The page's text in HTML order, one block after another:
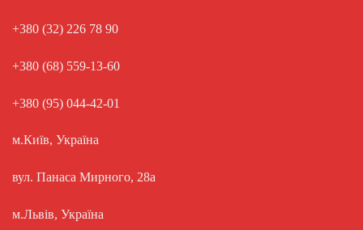
+380 (32) 226 78 90
+380 (68) 559-13-60
+380 (95) 044-42-01
м.Київ, Україна
вул. Панаса Мирного, 28а
м.Львів, Україна